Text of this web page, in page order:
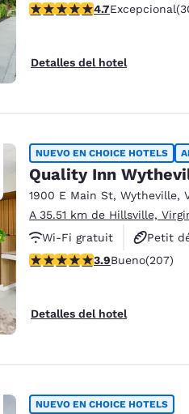
Calificación de 4.68
4.7Excepcional
Detalles del hotel
NUEVO EN CHOICE HOTELS
Quality Inn
1900 E Main St, Wytheville,
A 35.51 km de Hillsville,
Wi-Fi gratuit
Petit
Animaux acceptés
Calificación de 3.91
3.9Bueno(207)
Detalles del hotel
NUEVO EN CHOICE HOTELS